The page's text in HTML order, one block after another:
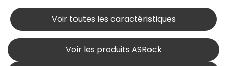
Voir toutes les caractéristiques
Voir les produits ASRock